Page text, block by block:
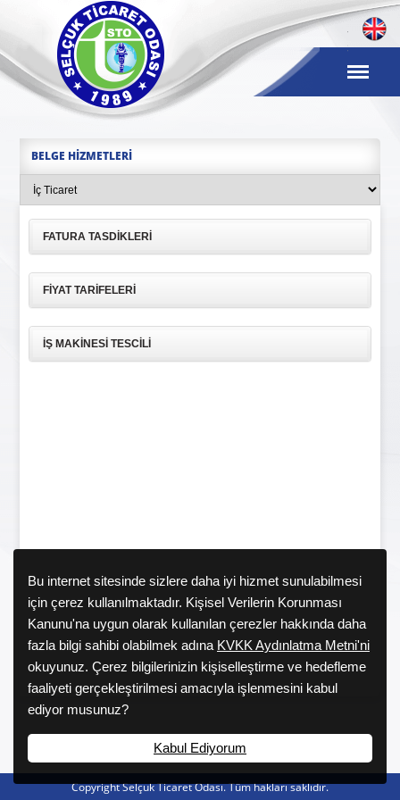
BELGE HIZMETLERI
FATURA TASDIKLERI
FIYAT TARIFELERI
İŞ MAKINESI TESCILI
Copyright Selçuk Ticaret Odası. Tüm hakları saklıdır.
Bu internet sitesinde sizlere daha iyi hizmet sunulabilmesi
için çerez kullanılmaktadır. Kişisel Verilerin Korunması
Kanunu'na uygun olarak kullanılan çerezler hakkında daha
fazla bilgi sahibi olabilmek adına KVKK Aydınlatma Metni'ni
okuyunuz. Çerez bilgilerinizin kişiselleştirme ve hedefleme
faaliyeti gerçekleştirilmesi amacıyla işlenmesini kabul
ediyor musunuz?
Kabul Ediyorum